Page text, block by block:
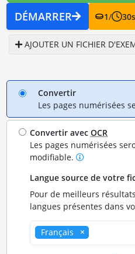
DÉMARRER 1/ 30s
AJOUTER UN FICHIER
Convertir
Les pages numérisées
Convertir avecOCR
Les pages numérisées
modifiable.
Langue source de votre
Pour de meilleurs
langues présentes dans
Français